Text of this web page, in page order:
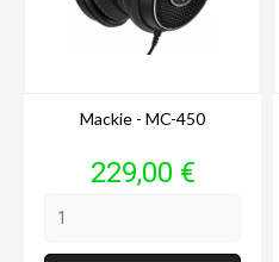
Mackie - MC-450
Prix
229,00 €